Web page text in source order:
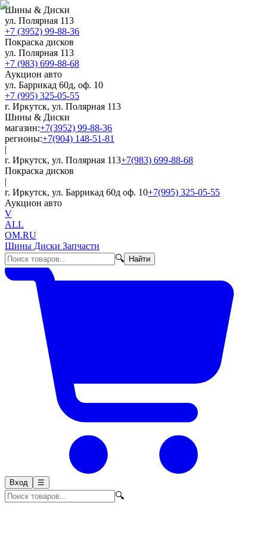
Шины & Диски
ул. Полярная 113
+7 (3952) 99-88-36
Покраска дисков
ул. Полярная 113
+7 (983) 699-88-68
Аукцион авто
ул. Баррикад 60д, оф. 10
+7 (995) 325-05-55
г. Иркутск, ул. Полярная 113
Шины & Диски
магазин:+7(3952) 99-88-36
регионы:+7(904) 148-51-81
|
г. Иркутск, ул. Полярная 113+7(983) 699-88-68
Покраска дисков
|
г. Иркутск, ул. Баррикад 60д оф. 10+7(995) 325-05-55
Аукцион авто
V
ALL
OM.RU
Шины Диски Запчасти
🔍
Найти
Вход ☰
🔍